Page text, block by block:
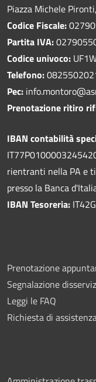
Piazza Michele
Codice Fiscale:
Partita IVA:
Codice univoco:
Telefono:
Pec:
Prenotazione ritiro
IBAN contabilità
rientranti nella PA e
presso la Banca
IBAN Tesoreria:
Prenotazione
Segnalazione
Leggi le FAQ
Richiesta di